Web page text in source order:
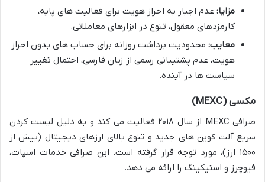
مزایا: عدم اجبار به احراز هویت برای فعالیت های پایه،
کارمزدهای معقول، تنوع در ابزارهای معاملاتی.
معایب: محدودیت برداشت روزانه برای حساب های بدون احراز
هویت، عدم پشتیبانی رسمی از زبان فارسی، احتمال تغییر
سیاست ها در آینده.
مکسی (MEXC)
صرافی MEXC از سال ۲۰۱۸ فعالیت می کند و به دلیل لیست کردن
سریع آلت کوین های جدید و تنوع بالای ارزهای دیجیتال (بیش از
۱۵۰۰ ارز)، مورد توجه قرار گرفته است. این صرافی خدمات اسپات،
فیوچرز و استیکینگ را ارائه می دهد.